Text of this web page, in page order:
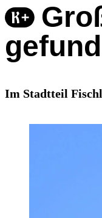
Im Stadtteil